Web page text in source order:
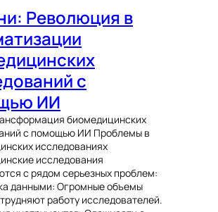
Революция в
с
ИИ
биомедицинских
с помощью ИИ Проблемы в
исследованиях
исследования
с рядом серьезных проблем:
данными: Огромные объемы
работу исследователей.